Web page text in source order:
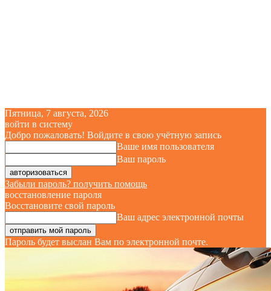
Пятница, 7 августа, 2026
войти в систему
Добро пожаловать! Войдите в свою учётную запись
Ваше имя пользователя
Ваш пароль
Забыли пароль? получить помощь
восстановление пароля
Восстановите свой пароль
Ваш адрес электронной почты
Пароль будет выслан Вам по электронной почте.